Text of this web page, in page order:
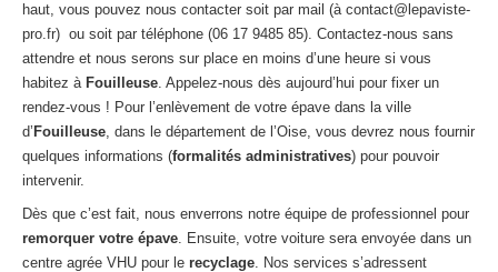
haut, vous pouvez nous contacter soit par mail (à contact@lepaviste-
pro.fr) ou soit par téléphone (06 17 9485 85). Contactez-nous sans
attendre et nous serons sur place en moins d’une heure si vous
habitez à Fouilleuse. Appelez-nous dès aujourd’hui pour fixer un
rendez-vous ! Pour l’enlèvement de votre épave dans la ville
d’ Fouilleuse, dans le département de l’Oise, vous devrez nous fournir
quelques informations (formalités administratives) pour pouvoir
intervenir.
Dès que c’est fait, nous enverrons notre équipe de professionnel pour
remorquer votre épave. Ensuite, votre voiture sera envoyée dans un
centre agrée VHU pour le recyclage. Nos services s’adressent